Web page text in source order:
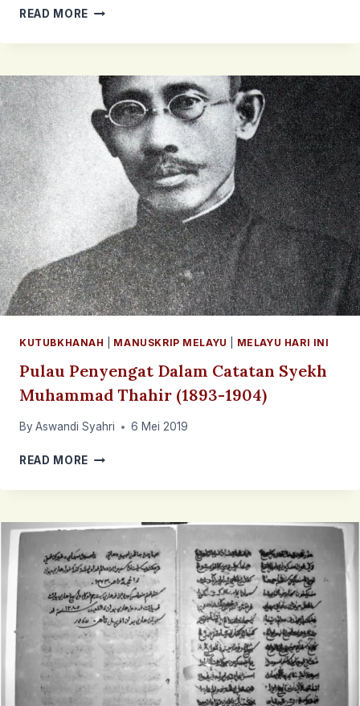
READ MORE SAMPAN
DAN
PERAHU
TRADISIONAL
DI
KEPULAUAN
RIAU-
LINGGA
TAHUN
1950-
AN
KUTUBKHANAH MANUSKRIP MELAYU MELAYU HARI INI
Pulau Penyengat Dalam Catatan Syekh
Muhammad Thahir (1893-1904)
By Aswandi Syahri 6 Mei 2019
READ MORE PULAU
DALAM
SYEKH
THAHIR
(1893-
1904)